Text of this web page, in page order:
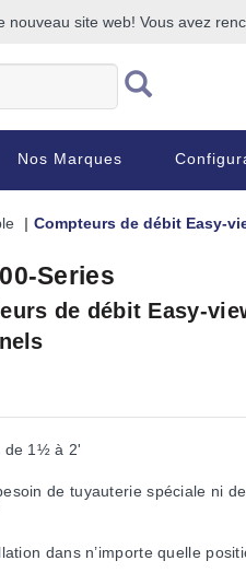
nouveau site web! Vous avez
Nos Marques
Compteurs de débit Easy-
Series
de débit Easy-
de 1½ à 2'
de tuyauterie spéciale ni
dans n’importe quelle